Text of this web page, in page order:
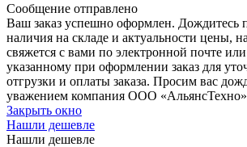
Сообщение отправлено
Ваш заказ успешно оформлен. Дождитесь
наличия на складе и актуальности цены,
свяжется с вами по электронной почте
указанному при оформлении заказ для
отгрузки и оплаты заказа. Просим вас
уважением компания ООО «АльянсТехно»
Закрыть окно
Нашли дешевле
Нашли дешевле